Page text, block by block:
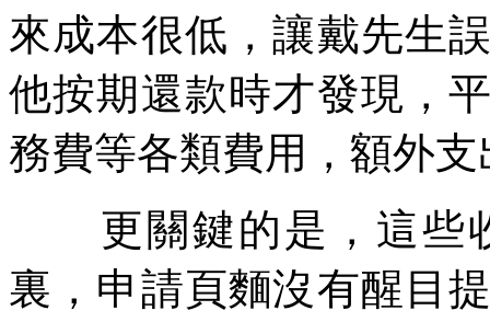
來成本很低，讓戴先生
他按期還款時才發現，
務費等各類費用，額外
更關鍵的是，這些
裏，申請頁麵沒有醒目